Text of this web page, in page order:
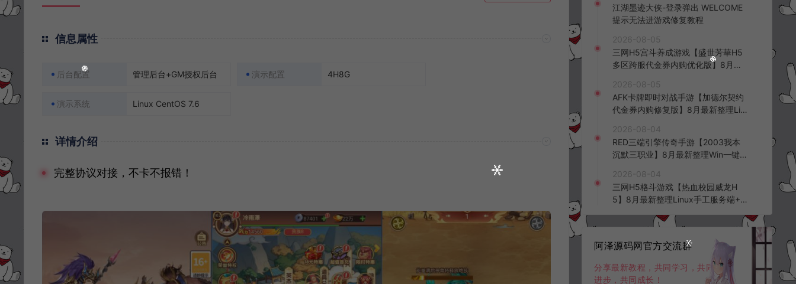
信息属性
后台配置 管理后台+GM授权后台 演示配置 4H8G
演示系统 Linux CentOS 7.6
详情介绍
完整协议对接，不卡不报错！
江湖墨迹大侠-登录弹出 WELCOME
提示无法进游戏修复教程
2026-08-05
三网H5宫斗养成游戏【盛世芳華H5
多区跨服代金券内购优化版】8月最
台+全资源安卓+详细搭建教程+视频
教程
2026-08-05
AFK卡牌即时对战手游【加德尔契约
代金券内购修复版】8月最新整理Lin
K授权后台+安卓苹果双端+详细搭建
教程+视频教程
2026-08-04
RED三端引擎传奇手游【2003我本
沉默三职业】8月最新整理Win一键
2026-08-04
三网H5格斗游戏【热血校园威龙H
5】8月最新整理Linux手工服务端+W
户端+详细搭建教程
阿泽源码网官方交流群
分享最新教程，共同学习，共同
进步，共同成长！